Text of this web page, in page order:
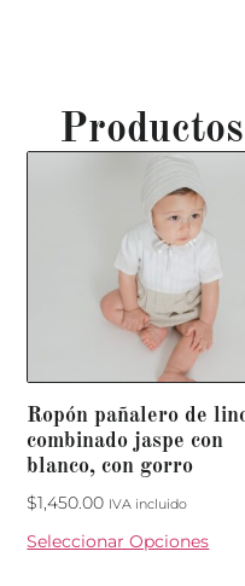
Ropón pañalero de
combinado jaspe con
blanco, con gorro
$1,450.00 IVA incluido
Seleccionar Opciones